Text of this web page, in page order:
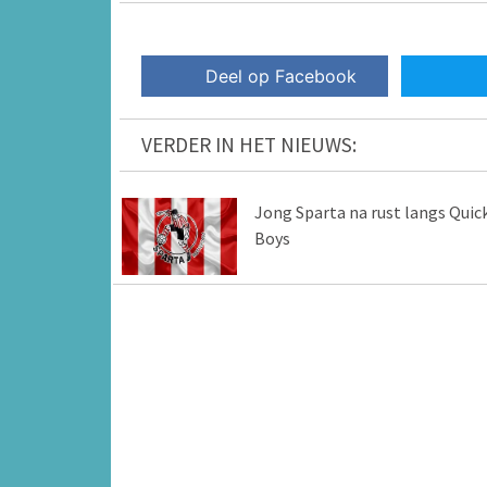
Deel op Facebook
VERDER IN HET NIEUWS:
Jong Sparta na rust langs
Boys